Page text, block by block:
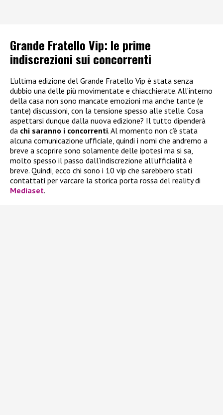
Grande Fratello Vip: le prime
indiscrezioni sui concorrenti
L’ultima edizione del Grande Fratello Vip è stata senza
dubbio una delle più movimentate e chiacchierate. All’interno
della casa non sono mancate emozioni ma anche tante (e
tante) discussioni, con la tensione spesso alle stelle. Cosa
aspettarsi dunque dalla nuova edizione? Il tutto dipenderà
da chi saranno i concorrenti. Al momento non c’è stata
alcuna comunicazione ufficiale, quindi i nomi che andremo a
breve a scoprire sono solamente delle ipotesi ma si sa,
molto spesso il passo dall’indiscrezione all’ufficialità è
breve. Quindi, ecco chi sono i 10 vip che sarebbero stati
contattati per varcare la storica porta rossa del reality di
Mediaset.